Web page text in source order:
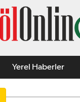
Yerel Haberler